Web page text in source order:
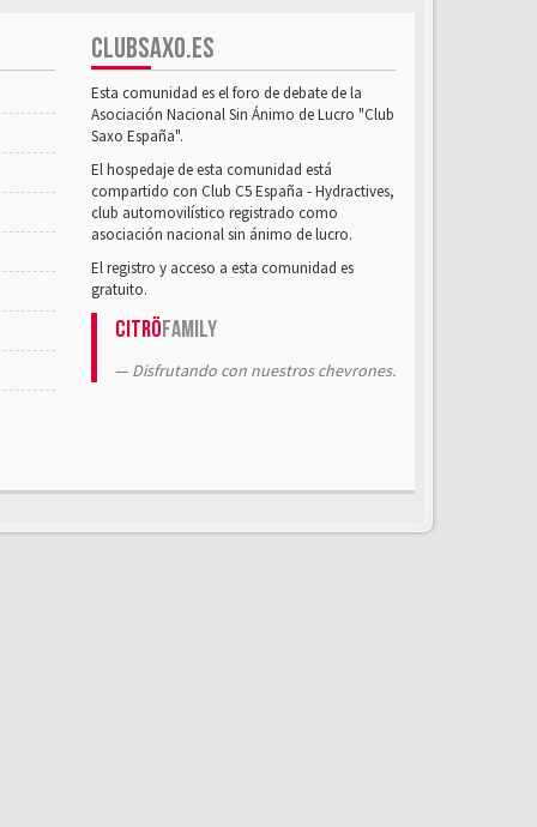
CLUBSAXO.ES
Esta comunidad es el foro de debate de la
Asociación Nacional Sin Ánimo de Lucro "Club
Saxo España".
El hospedaje de esta comunidad está
compartido con Club C5 España - Hydractives,
club automovilístico registrado como
asociación nacional sin ánimo de lucro.
El registro y acceso a esta comunidad es
gratuito.
CitröFamily
Disfrutando con nuestros chevrones.